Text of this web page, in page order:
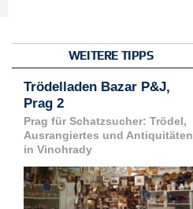
WEITERE TIPPS
Trödelladen Bazar P&J,
Prag 2
Prag für Schatzsucher: Trödel,
Ausrangiertes und Antiquitäten
in Vinohrady